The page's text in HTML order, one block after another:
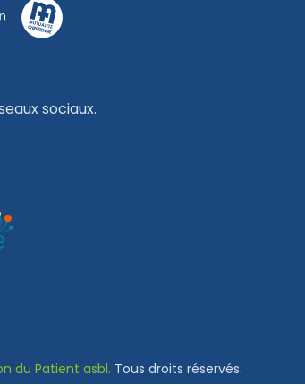
sociaux.
du Patient asbl. Tous droits réservés.